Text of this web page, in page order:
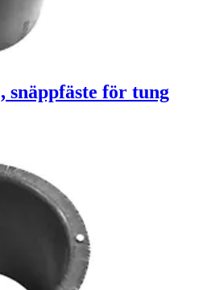
snäppfäste för tung